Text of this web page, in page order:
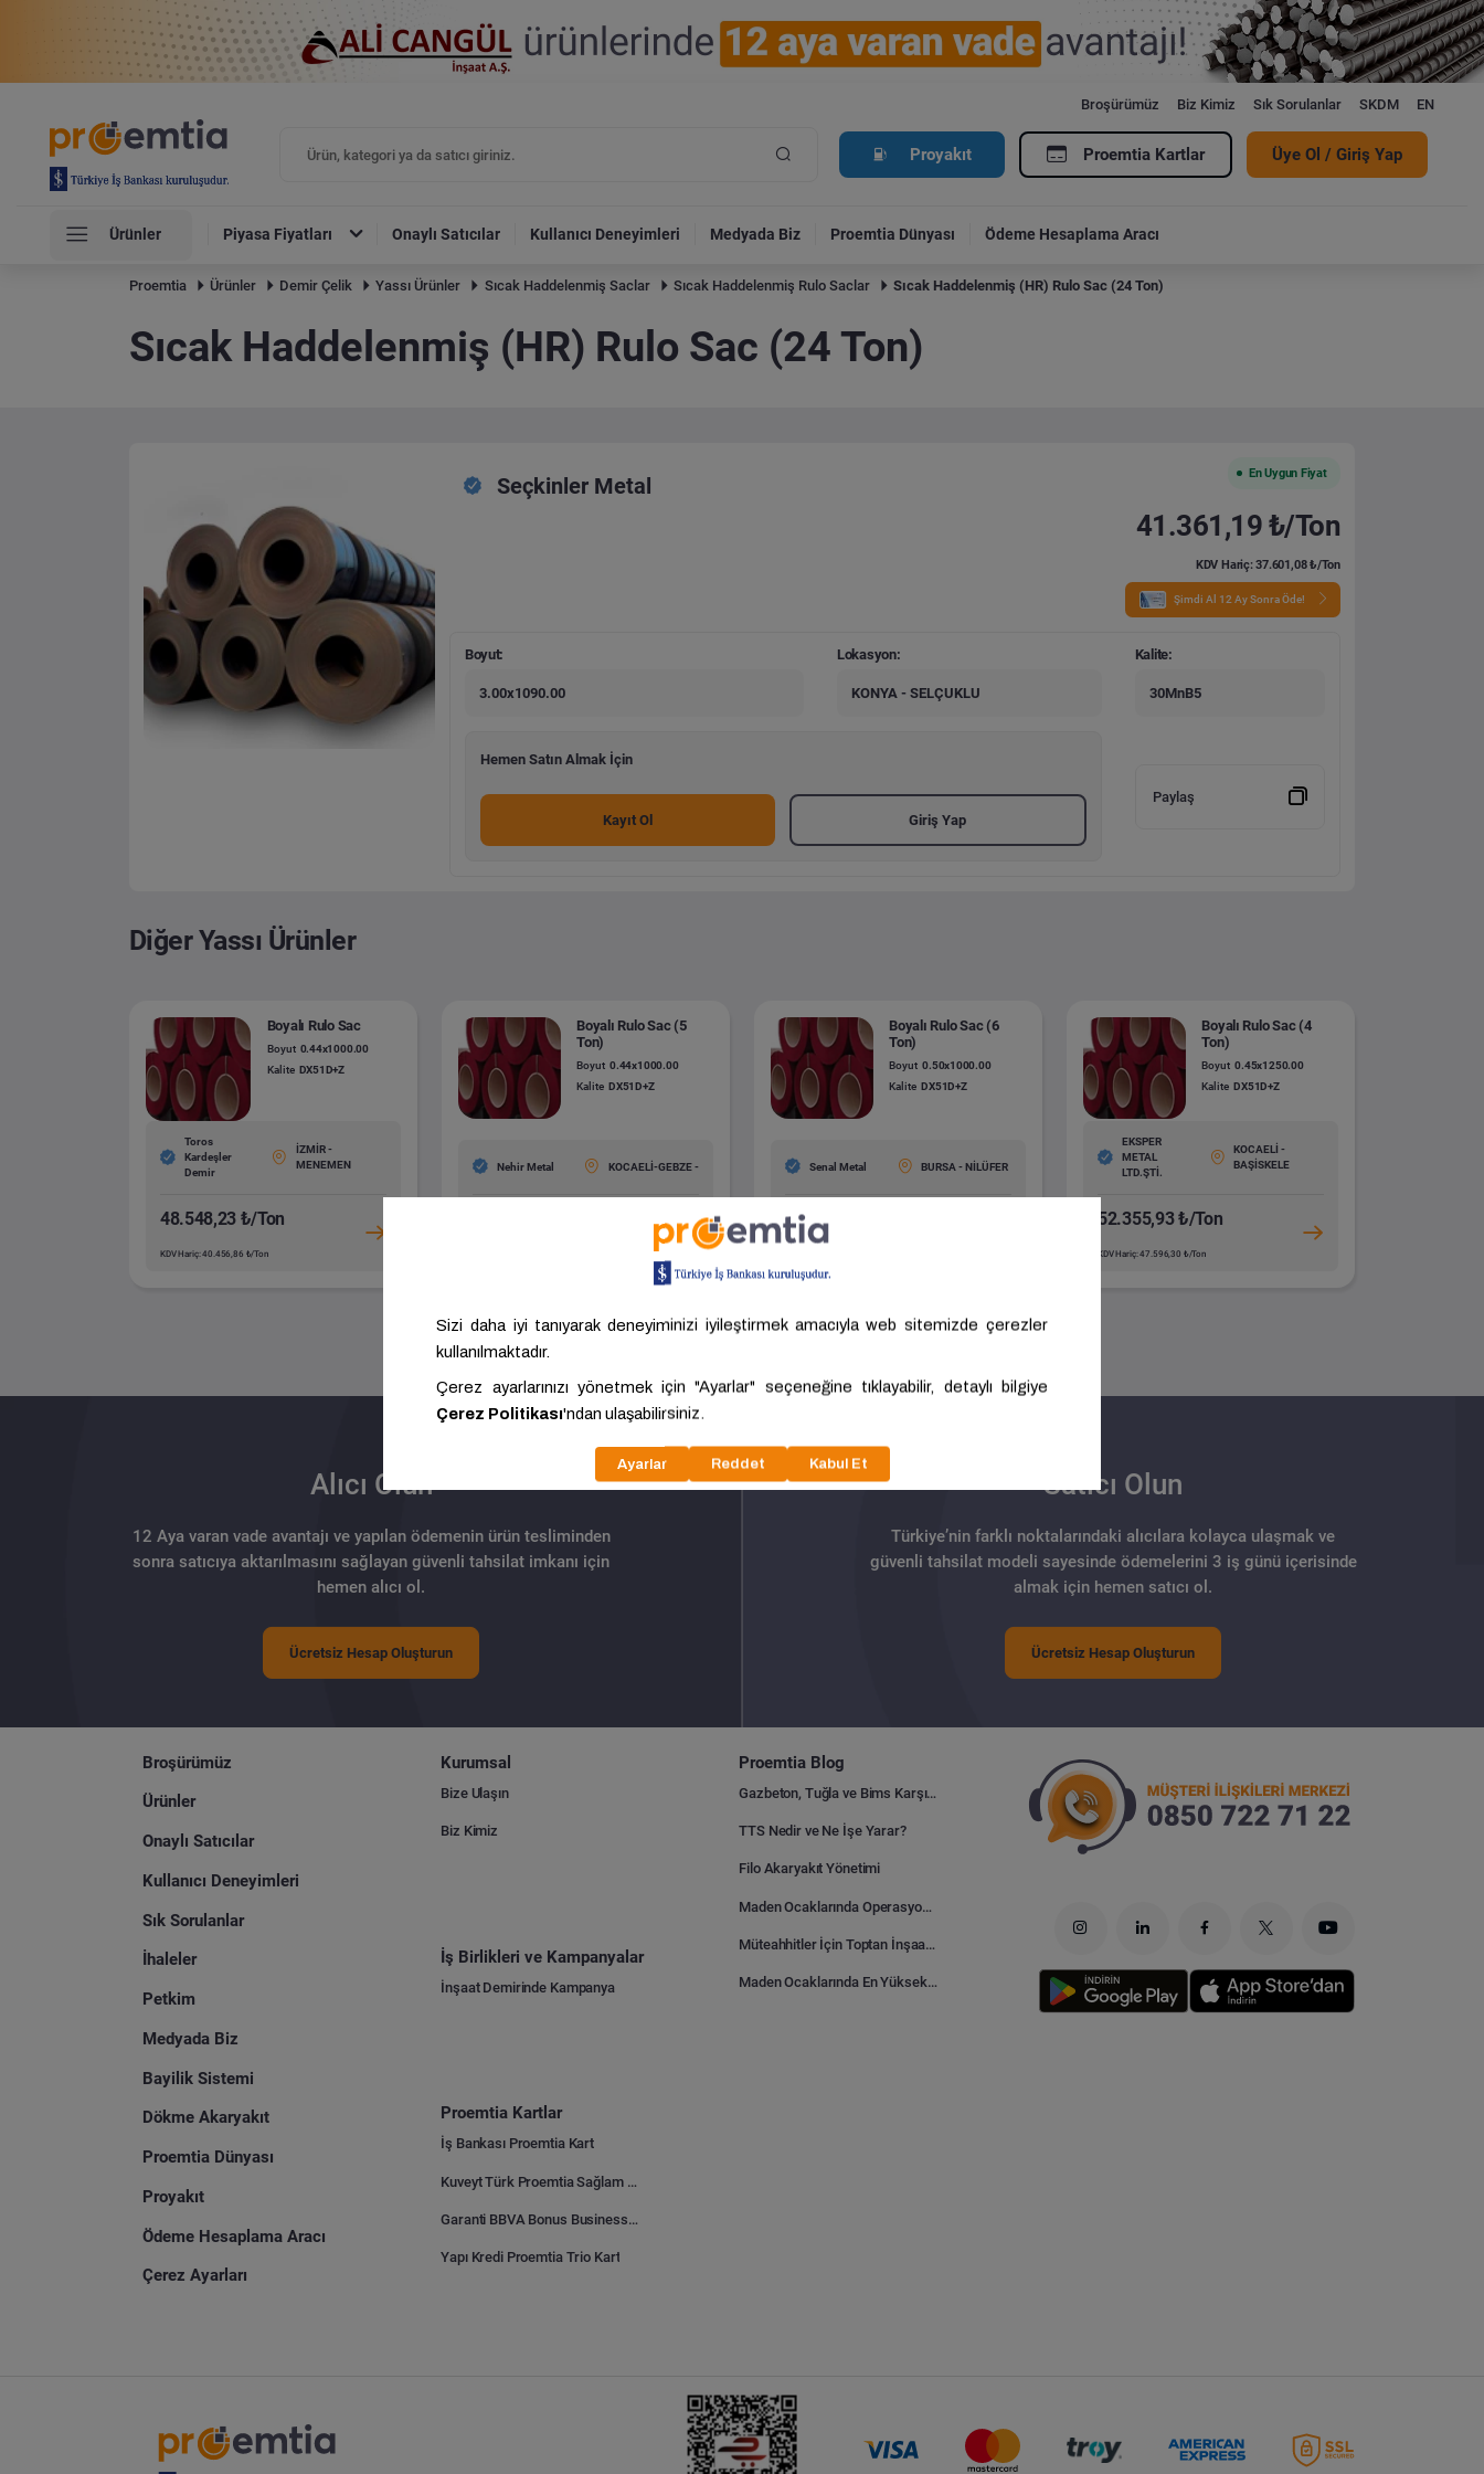
Broşürümüz Biz Kimiz Sık Sorulanlar SKDM EN
Proyakıt Proemtia Kartlar Üye Ol / Giriş Yap
Ürünler Piyasa Fiyatları Onaylı Satıcılar Kullanıcı Deneyimleri Medyada Biz Proemtia Dünyası Ödeme Hesaplama Aracı
Proemtia Ürünler Demir Çelik Yassı Ürünler Sıcak Haddelenmiş Saclar Sıcak Haddelenmiş Rulo Saclar Sıcak Haddelenmiş (HR) Rulo Sac (24 Ton)
Sıcak Haddelenmiş (HR) Rulo Sac (24 Ton)
Seçkinler Metal
En Uygun Fiyat
41.361,19 ₺/Ton
KDV Hariç: 37.601,08 ₺/Ton
Şimdi Al 12 Ay Sonra Öde!
Boyut:
3.00x1090.00
Lokasyon:
KONYA - SELÇUKLU
Kalite:
30MnB5
Hemen Satın Almak İçin
Kayıt Ol Giriş Yap
Paylaş
Diğer Yassı Ürünler
Boyalı Rulo Sac
Boyut 0.44x1000.00
Kalite DX51D+Z
Toros
Kardeşler
Demir
İZMİR -
MENEMEN
48.548,23 ₺/Ton
KDV Hariç: 40.456,86 ₺/Ton
Boyalı Rulo Sac (5
Ton)
Boyut 0.44x1000.00
Kalite DX51D+Z
Nehir Metal KOCAELİ-GEBZE -
Boyalı Rulo Sac (6
Ton)
Boyut 0.50x1000.00
Kalite DX51D+Z
Senal Metal BURSA - NİLÜFER
50.785,25 ₺/Ton
Boyalı Rulo Sac (4
Ton)
Boyut 0.45x1250.00
Kalite DX51D+Z
EKSPER
METAL
LTD.ŞTİ.
KOCAELİ -
BAŞİSKELE
52.355,93 ₺/Ton
KDV Hariç: 47.596,30 ₺/Ton
Tümünü Gör
Alıcı Olun
12 Aya varan vade avantajı ve yapılan ödemenin ürün tesliminden
sonra satıcıya aktarılmasını sağlayan güvenli tahsilat imkanı için
hemen alıcı ol.
Ücretsiz Hesap Oluşturun
Satıcı Olun
Türkiye’nin farklı noktalarındaki alıcılara kolayca ulaşmak ve
güvenli tahsilat modeli sayesinde ödemelerini 3 iş günü içerisinde
almak için hemen satıcı ol.
Ücretsiz Hesap Oluşturun
Broşürümüz
Ürünler
Onaylı Satıcılar
Kullanıcı Deneyimleri
Sık Sorulanlar
İhaleler
Petkim
Medyada Biz
Bayilik Sistemi
Dökme Akaryakıt
Proemtia Dünyası
Proyakıt
Ödeme Hesaplama Aracı
Çerez Ayarları
Kurumsal
Bize Ulaşın
Biz Kimiz
İş Birlikleri ve Kampanyalar
İnşaat Demirinde Kampanya
Proemtia Kartlar
İş Bankası Proemtia Kart
Kuveyt Türk Proemtia Sağlam Bayi Kart
Garanti BBVA Bonus Business Proemtia Bayi Kart
Yapı Kredi Proemtia Trio Kart
Proemtia Blog
Gazbeton, Tuğla ve Bims Karşılaştırması: Hangisi Daha Avantajlı?
TTS Nedir ve Ne İşe Yarar?
Filo Akaryakıt Yönetimi
Maden Ocaklarında Operasyonel Verimlilik Nasıl Arttırılır?
Müteahhitler İçin Toptan İnşaat Malzemesi Satın Alma Rehberi
Maden Ocaklarında En Yüksek Gider Kalemleri Nelerdir?